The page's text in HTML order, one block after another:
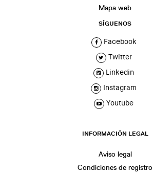
Mapa web
SÍGUENOS
Facebook
Twitter
Linkedin
Instagram
Youtube
INFORMACIÓN LEGAL
Aviso legal
Condiciones de registro